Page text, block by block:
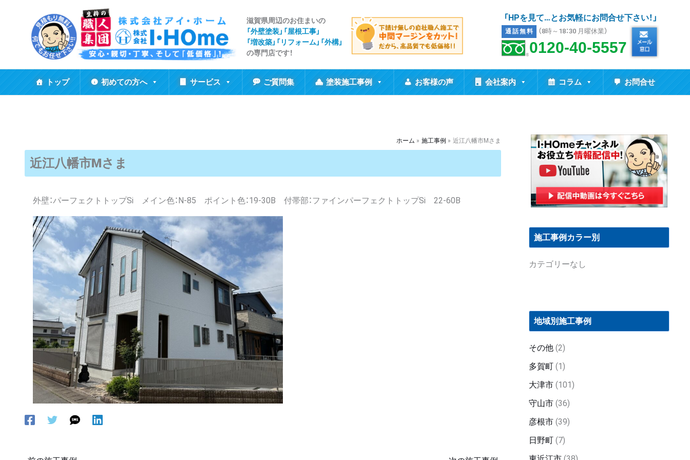
ッ
プ
滋賀県周辺のお住まいの
「外壁塗装」「屋根工事」
「増改築」「リフォーム」「外構」
の専門店です！
「HPを見て…とお気軽にお問合せ下さい！」
通話無料 （8時～18：30 月曜休業）
0120-40-5557
トップ 初めての方へ サービス ご質問集 塗装施工事例 お客様の声 会社案内 コラム お問合せ
ホーム 施工事例 近江八幡市Mさま
近江八幡市Mさま
外壁：パーフェクトトップSi メイン色：N-85 ポイント色：19-30B 付帯部：ファインパーフェクトトップSi 22-60B
施工事例カラー別
カテゴリーなし
地域別施工事例
その他 (2)
多賀町 (1)
大津市 (101)
守山市 (36)
彦根市 (39)
日野町 (7)